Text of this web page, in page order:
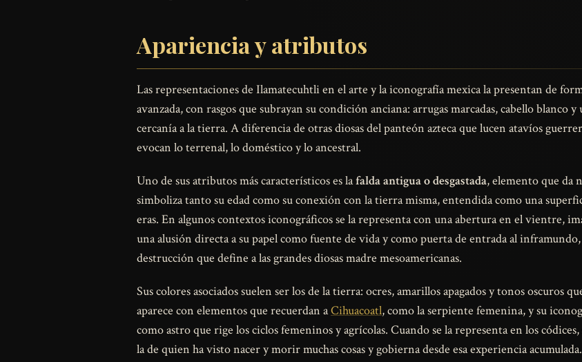
Apariencia y atributos
Las representaciones de Ilamatecuhtli en el arte y la iconografía mexica la presentan de
avanzada, con rasgos que subrayan su condición anciana: arrugas marcadas, cabello blanco
cercanía a la tierra. A diferencia de otras diosas del panteón azteca que lucen atavíos
evocan lo terrenal, lo doméstico y lo ancestral.
Uno de sus atributos más característicos es lafalda antigua o desgastada, elemento que da
simboliza tanto su edad como su conexión con la tierra misma, entendida como una
eras. En algunos contextos iconográficos se la representa con una abertura en el vientre,
una alusión directa a su papel como fuente de vida y como puerta de entrada al
destrucción que define a las grandes diosas madre mesoamericanas.
Sus colores asociados suelen ser los de la tierra: ocres, amarillos apagados y tonos oscuros
aparece con elementos que recuerdan aCihuacoatl, como la serpiente femenina, y su
como astro que rige los ciclos femeninos y agrícolas. Cuando se la representa en los
la de quien ha visto nacer y morir muchas cosas y gobierna desde esa experiencia acumulada.